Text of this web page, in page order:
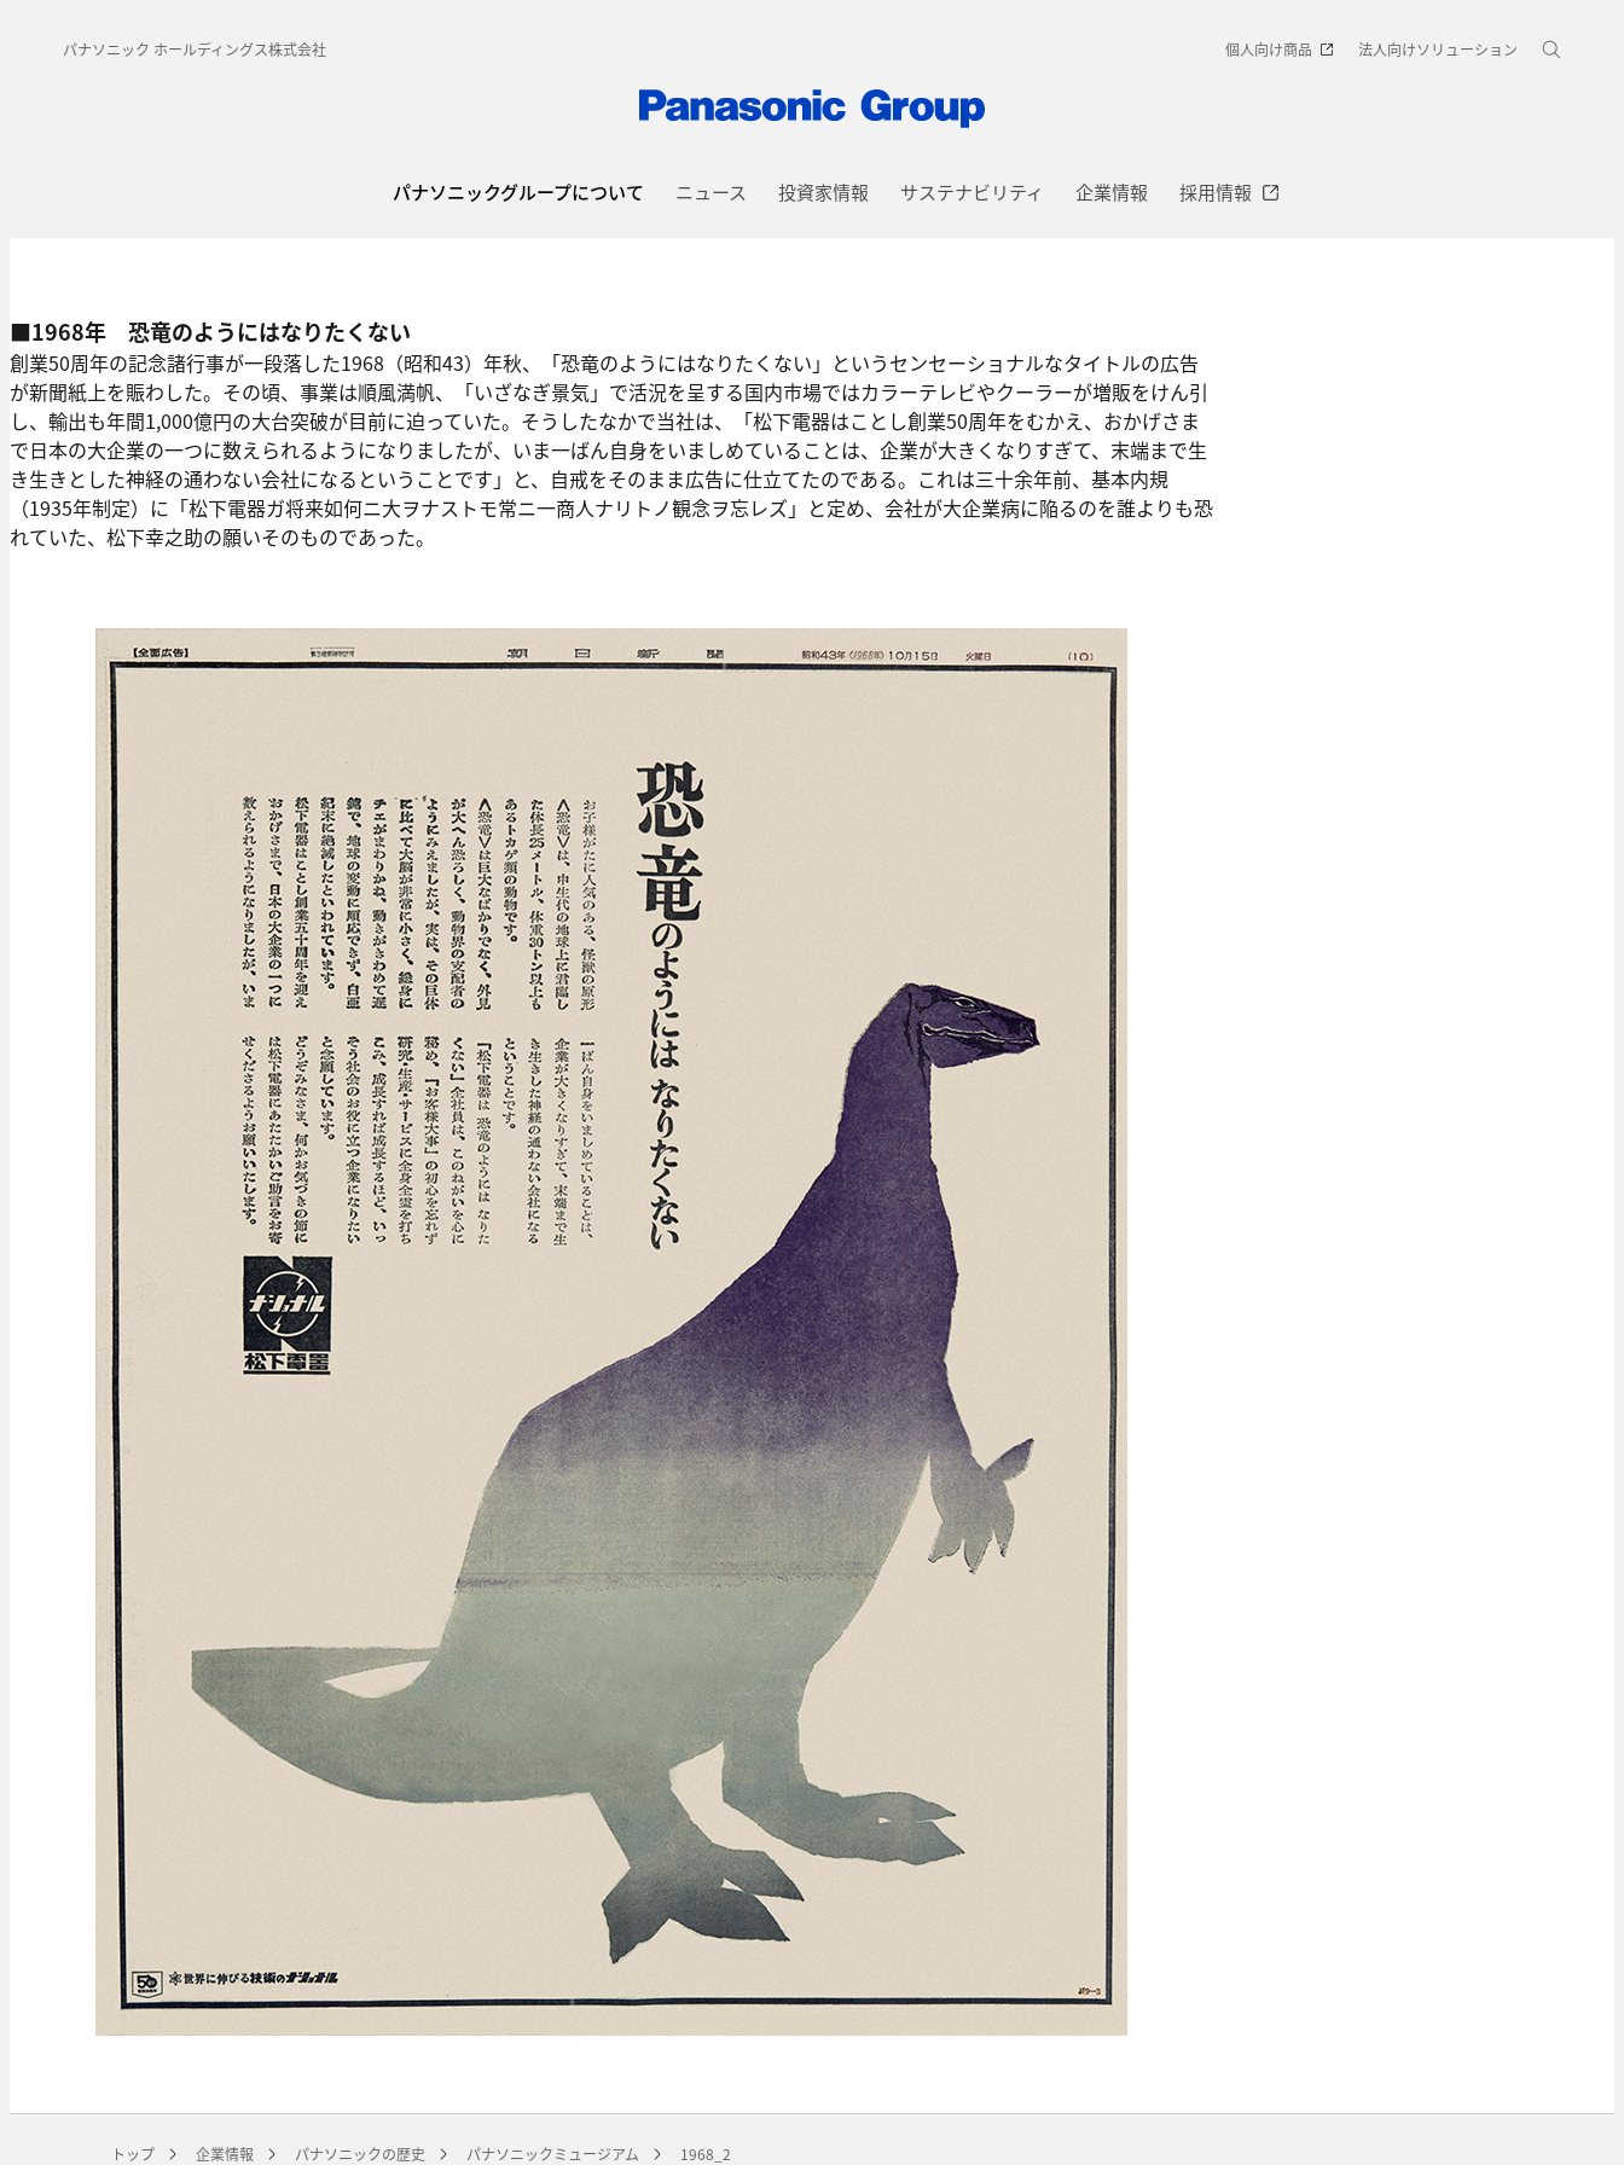
パナソニック ホールディングス株式会社
パナソニックグループについて ニュース 投資家情報 サステナビリティ 企業情報 採用情報
個人向け商品 法人向けソリューション
■1968年 恐竜のようにはなりたくない
創業50周年の記念諸行事が一段落した1968（昭和43）年秋、「恐竜のようにはなりたくない」というセンセーショナルなタイトルの広告
が新聞紙上を賑わした。その頃、事業は順風満帆、「いざなぎ景気」で活況を呈する国内市場ではカラーテレビやクーラーが増販をけん引
し、輸出も年間1,000億円の大台突破が目前に迫っていた。そうしたなかで当社は、「松下電器はことし創業50周年をむかえ、おかげさま
で日本の大企業の一つに数えられるようになりましたが、いま一ばん自身をいましめていることは、企業が大きくなりすぎて、末端まで生
き生きとした神経の通わない会社になるということです」と、自戒をそのまま広告に仕立てたのである。これは三十余年前、基本内規
（1935年制定）に「松下電器ガ将来如何ニ大ヲナストモ常ニ一商人ナリトノ観念ヲ忘レズ」と定め、会社が大企業病に陥るのを誰よりも恐
れていた、松下幸之助の願いそのものであった。
トップ 企業情報 パナソニックの歴史 パナソニックミュージアム 1968_2